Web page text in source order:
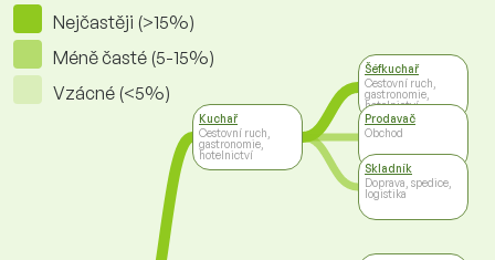
Nejčastěji (>15%)
Méně časté (5-15%)
Vzácné (<5%)
Kuchař
Cestovní ruch,
gastronomie,
hotelnictví
Šéfkuchař
Cestovní ruch,
gastronomie,
hotelnictví
Prodavač
Obchod
Skladník
Doprava, spedice,
logistika